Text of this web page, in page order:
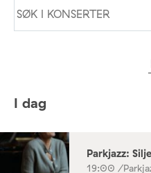
I dag
Parkjazz:
19:00 /